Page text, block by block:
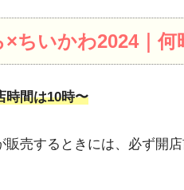
×ちいかわ2024｜
時間は10時〜
販売するときには、必ず開